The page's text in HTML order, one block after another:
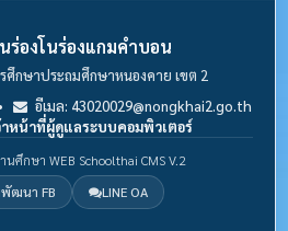
ร่องโนร่องแกมคำบอน
ศึกษาประถมศึกษาหนองคาย เขต 2
อีเมล: 43020029@nongkhai2.go.th
าหน้าที่ผู้ดูแลระบบคอมพิวเตอร์
ศึกษา WEB Schoolthai CMS V.2
ฒนา FB
LINE OA